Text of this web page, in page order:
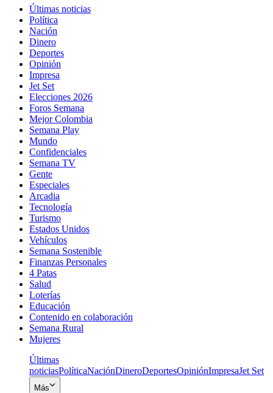
Últimas noticias
Política
Nación
Dinero
Deportes
Opinión
Impresa
Jet Set
Elecciones 2026
Foros Semana
Mejor Colombia
Semana Play
Mundo
Confidenciales
Semana TV
Gente
Especiales
Arcadia
Tecnología
Turismo
Estados Unidos
Vehículos
Semana Sostenible
Finanzas Personales
4 Patas
Salud
Loterías
Educación
Contenido en colaboración
Semana Rural
Mujeres
Últimas
noticiasPolíticaNaciónDineroDeportesOpiniónImpresaJet Set
Más